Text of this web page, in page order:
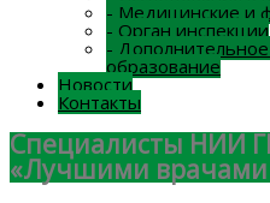
- Медицинские и
- Орган инспекции
-
образование
Новости
Контакты
Специалисты НИИ
«Лучшими врачами